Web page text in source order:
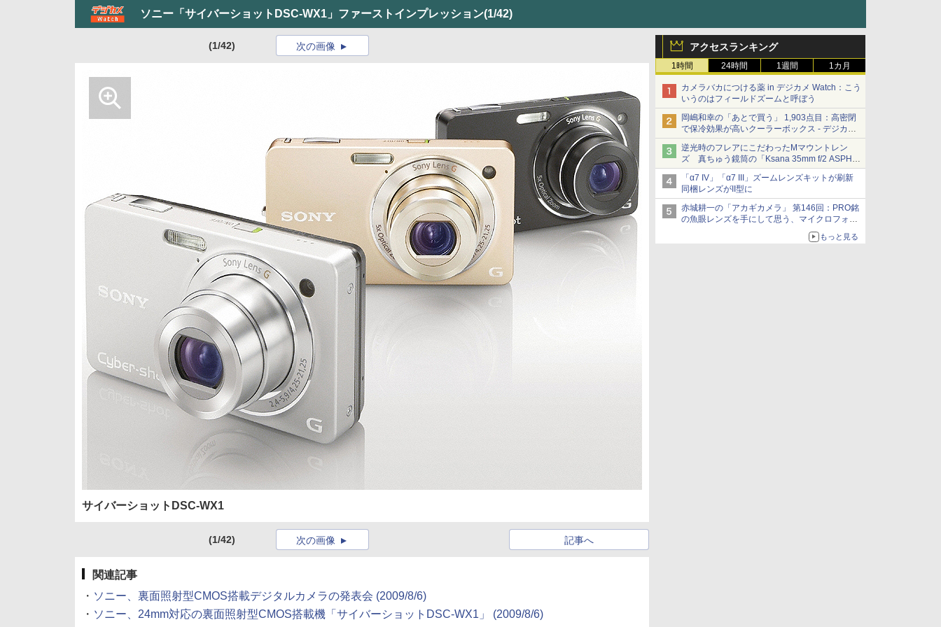
ソニー「サイバーショットDSC-WX1」ファーストインプレッション(1/42)
アクセスランキング
1時間 24時間 1週間 1カ月
カメラバカにつける薬 in デジカメ Watch：こう
いうのはフィールドズームと呼ぼう
岡嶋和幸の「あとで買う」 1,903点目：高密閉
で保冷効果が高いクーラーボックス - デジカメ
Watch
逆光時のフレアにこだわったMマウントレン
ズ 真ちゅう鏡筒の「Ksana 35mm f/2 ASPH.
シルバークローム」
「α7 IV」「α7 III」ズームレンズキットが刷新
同梱レンズがII型に
赤城耕一の「アカギカメラ」 第146回：PRO銘
の魚眼レンズを手にして思う、マイクロフォー
もっと見る
(1/42) 次の画像
サイバーショットDSC-WX1
(1/42) 記事へ
次の画像
関連記事
・ ソニー、裏面照射型CMOS搭載デジタルカメラの発表会 (2009/8/6)
・ ソニー、24mm対応の裏面照射型CMOS搭載機「サイバーショットDSC-WX1」 (2009/8/6)